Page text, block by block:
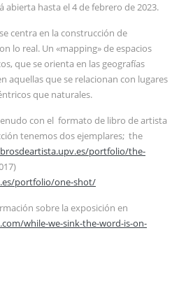
abierta hasta el 4 de febrero de 2023.
centra en la construcción de
lo real. Un «mapping» de espacios
que se orienta en las geografías
aquellas que se relacionan con lugares
que naturales.
con el formato de libro de artista
tenemos dos ejemplares; the
portfolio/the-
portfolio/one-shot/
sobre la exposición en
while-we-sink-the-word-is-on-